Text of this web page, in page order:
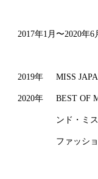
2017年1月〜2020年6
2019年 MISS
2020年 BEST OF
ンド・ミ
ファッシ